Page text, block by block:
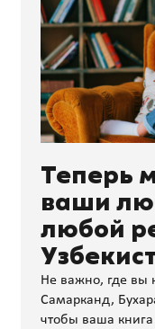
Теперь
ваши
любой
Не важно, где вы
Самарканд,
чтобы ваша книга